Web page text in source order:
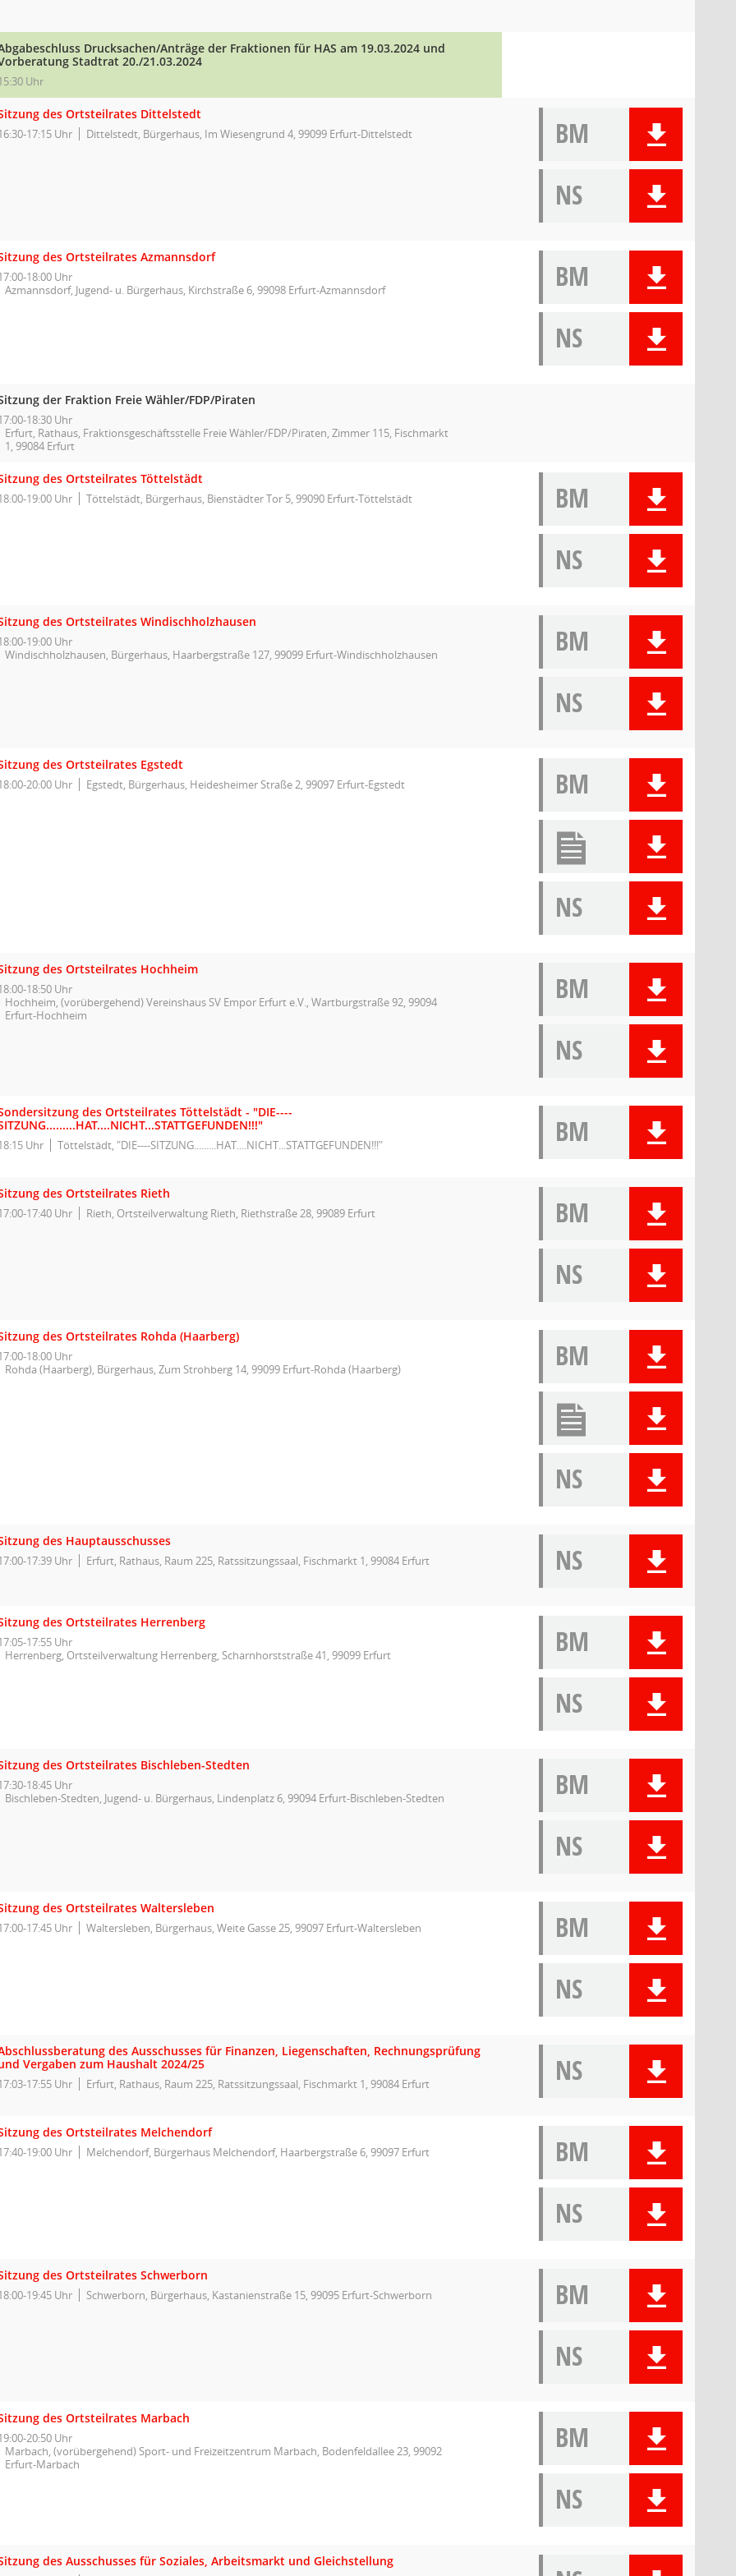
Drucksachen/Anträge der Fraktionen für HAS am 19.03.2024 und
Stadtrat 20./21.03.2024
Uhr
des Ortsteilrates Dittelstedt
17:15 Uhr Dittelstedt, Bürgerhaus, Im Wiesengrund 4, 99099 Erfurt-Dittelstedt
BM
NS
des Ortsteilrates Azmannsdorf
18:00 Uhr
Azmannsdorf, Jugend- u. Bürgerhaus, Kirchstraße 6, 99098 Erfurt-Azmannsdorf
BM
NS
der Fraktion Freie Wähler/FDP/Piraten
18:30 Uhr
Erfurt, Rathaus, Fraktionsgeschäftsstelle Freie Wähler/FDP/Piraten, Zimmer 115, Fischmarkt
1, 99084 Erfurt
des Ortsteilrates Töttelstädt
19:00 Uhr Töttelstädt, Bürgerhaus, Bienstädter Tor 5, 99090 Erfurt-Töttelstädt
BM
NS
des Ortsteilrates Windischholzhausen
19:00 Uhr
Windischholzhausen, Bürgerhaus, Haarbergstraße 127, 99099 Erfurt-Windischholzhausen
BM
NS
des Ortsteilrates Egstedt
20:00 Uhr Egstedt, Bürgerhaus, Heidesheimer Straße 2, 99097 Erfurt-Egstedt BM
NS
des Ortsteilrates Hochheim
18:50 Uhr
Hochheim, (vorübergehend) Vereinshaus SV Empor Erfurt e.V., Wartburgstraße 92, 99094
Erfurt-Hochheim
BM
NS
des Ortsteilrates Töttelstädt - "DIE----
Uhr Töttelstädt, "DIE----SITZUNG.........HAT....NICHT...STATTGEFUNDEN!!!" BM
des Ortsteilrates Rieth
17:40 Uhr Rieth, Ortsteilverwaltung Rieth, Riethstraße 28, 99089 Erfurt
BM
NS
des Ortsteilrates Rohda (Haarberg)
18:00 Uhr
Rohda (Haarberg), Bürgerhaus, Zum Strohberg 14, 99099 Erfurt-Rohda (Haarberg)
BM
NS
des Hauptausschusses
17:39 Uhr Erfurt, Rathaus, Raum 225, Ratssitzungssaal, Fischmarkt 1, 99084 Erfurt NS
des Ortsteilrates Herrenberg
17:55 Uhr
Herrenberg, Ortsteilverwaltung Herrenberg, Scharnhorststraße 41, 99099 Erfurt
BM
NS
des Ortsteilrates Bischleben-Stedten
18:45 Uhr
Bischleben-Stedten, Jugend- u. Bürgerhaus, Lindenplatz 6, 99094 Erfurt-Bischleben-Stedten
BM
NS
des Ortsteilrates Waltersleben
17:45 Uhr Waltersleben, Bürgerhaus, Weite Gasse 25, 99097 Erfurt-Waltersleben
BM
NS
des Ausschusses für Finanzen, Liegenschaften, Rechnungsprüfung
Vergaben zum Haushalt 2024/25
17:55 Uhr Erfurt, Rathaus, Raum 225, Ratssitzungssaal, Fischmarkt 1, 99084 Erfurt NS
des Ortsteilrates Melchendorf
19:00 Uhr Melchendorf, Bürgerhaus Melchendorf, Haarbergstraße 6, 99097 Erfurt
BM
NS
des Ortsteilrates Schwerborn
19:45 Uhr Schwerborn, Bürgerhaus, Kastanienstraße 15, 99095 Erfurt-Schwerborn
BM
NS
des Ortsteilrates Marbach
20:50 Uhr
Marbach, (vorübergehend) Sport- und Freizeitzentrum Marbach, Bodenfeldallee 23, 99092
Erfurt-Marbach
BM
NS
des Ausschusses für Soziales, Arbeitsmarkt und Gleichstellung